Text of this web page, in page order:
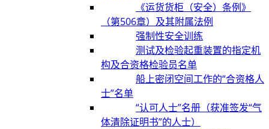
《运货货柜（安全）条例》
（第506章）及其附属法例
强制性安全训练
测试及检验起重装置的指定机
构及合资格检验员名单
船上密闭空间工作的“合资格人
士”名单
“认可人士”名册（获准签发“气
体清除证明书”的人士）